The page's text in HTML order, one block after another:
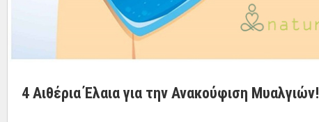
4 Αιθέρια Έλαια για την Ανακούφιση Μυαλγιών!